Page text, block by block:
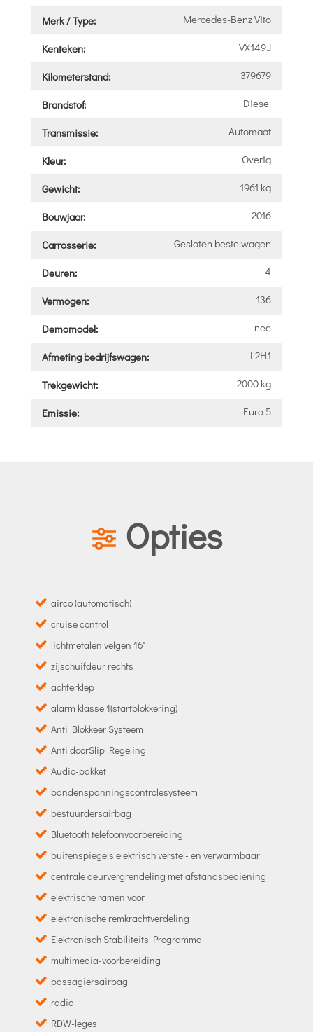
Merk / Type: Mercedes-Benz Vito
Kenteken: VX149J
Kilometerstand: 379679
Brandstof: Diesel
Transmissie: Automaat
Kleur: Overig
Gewicht: 1961 kg
Bouwjaar: 2016
Carrosserie: Gesloten bestelwagen
Deuren: 4
Vermogen: 136
Demomodel: nee
Afmeting bedrijfswagen: L2H1
Trekgewicht: 2000 kg
Emissie: Euro 5
Opties
airco (automatisch)
cruise control
lichtmetalen velgen 16"
zijschuifdeur rechts
achterklep
alarm klasse 1(startblokkering)
Anti Blokkeer Systeem
Anti doorSlip Regeling
Audio-pakket
bandenspanningscontrolesysteem
bestuurdersairbag
Bluetooth telefoonvoorbereiding
buitenspiegels elektrisch verstel- en verwarmbaar
centrale deurvergrendeling met afstandsbediening
elektrische ramen voor
elektronische remkrachtverdeling
Elektronisch Stabiliteits Programma
multimedia-voorbereiding
passagiersairbag
radio
RDW-leges